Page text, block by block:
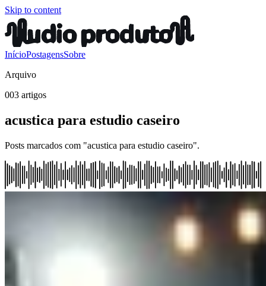
Skip to content
InícioPostagensSobre
Arquivo
003 artigos
acustica para estudio caseiro
Posts marcados com "acustica para estudio caseiro".